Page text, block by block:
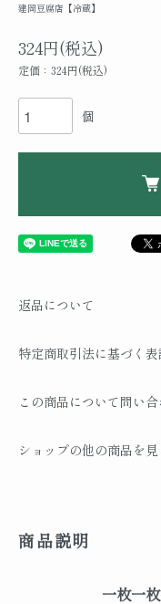
建岡豆腐店【冷蔵】
324円(税込)
定価：324円(税込)
個
返品について
特定商取引法に基づく表
この商品について問い合
ショップの他の商品を見
商品説明
一枚一